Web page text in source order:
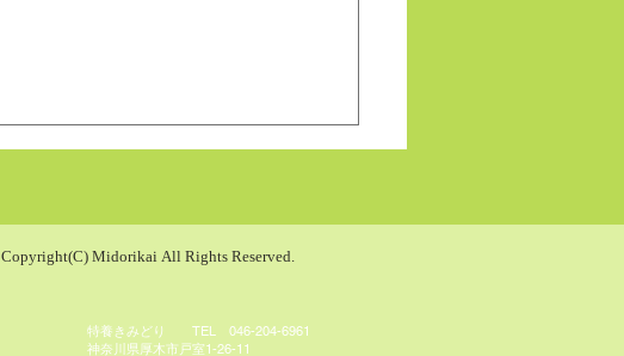
Copyright(C) Midorikai All Rights Reserved.
特養きみどり TEL 046-204-6961
​神奈川県厚木市戸室1-26-11